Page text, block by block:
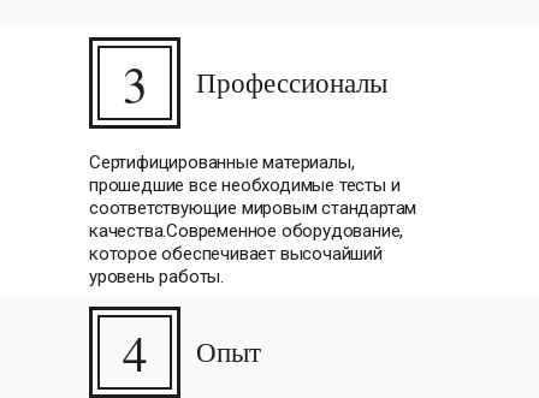
3 Профессионалы
Сертифицированные материалы,
прошедшие все необходимые тесты и
соответствующие мировым стандартам
качества.Современное оборудование,
которое обеспечивает высочайший
уровень работы.
4 Опыт